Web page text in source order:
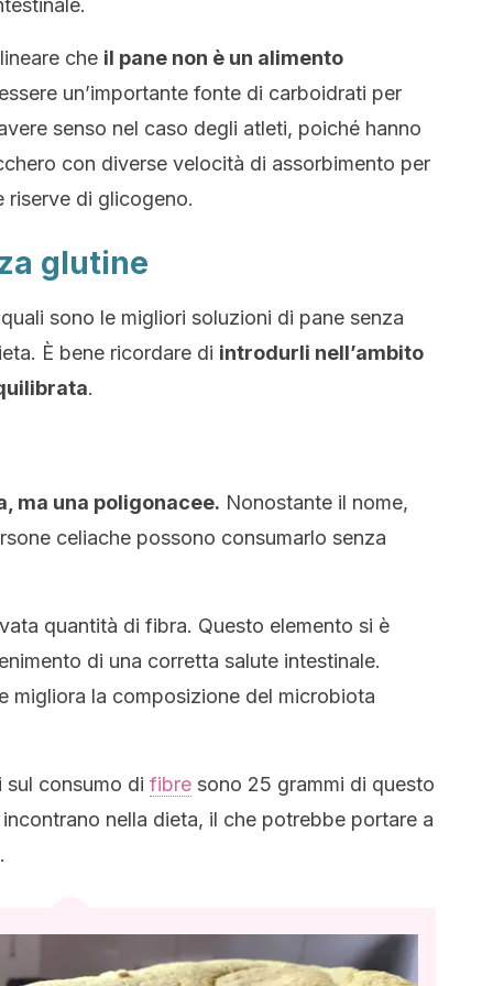
che il pane non è un alimento
un’importante fonte di carboidrati per
senso nel caso degli atleti, poiché hanno
con diverse velocità di assorbimento per
riserve di glicogeno.
glutine
sono le migliori soluzioni di pane senza
È bene ricordare di introdurli nell’ambito
.
ma una poligonacee. Nonostante il nome,
celiache possono consumarlo senza
quantità di fibra. Questo elemento si è
di una corretta salute intestinale.
migliora la composizione del microbiota
consumo di fibre sono 25 grammi di questo
nella dieta, il che potrebbe portare a